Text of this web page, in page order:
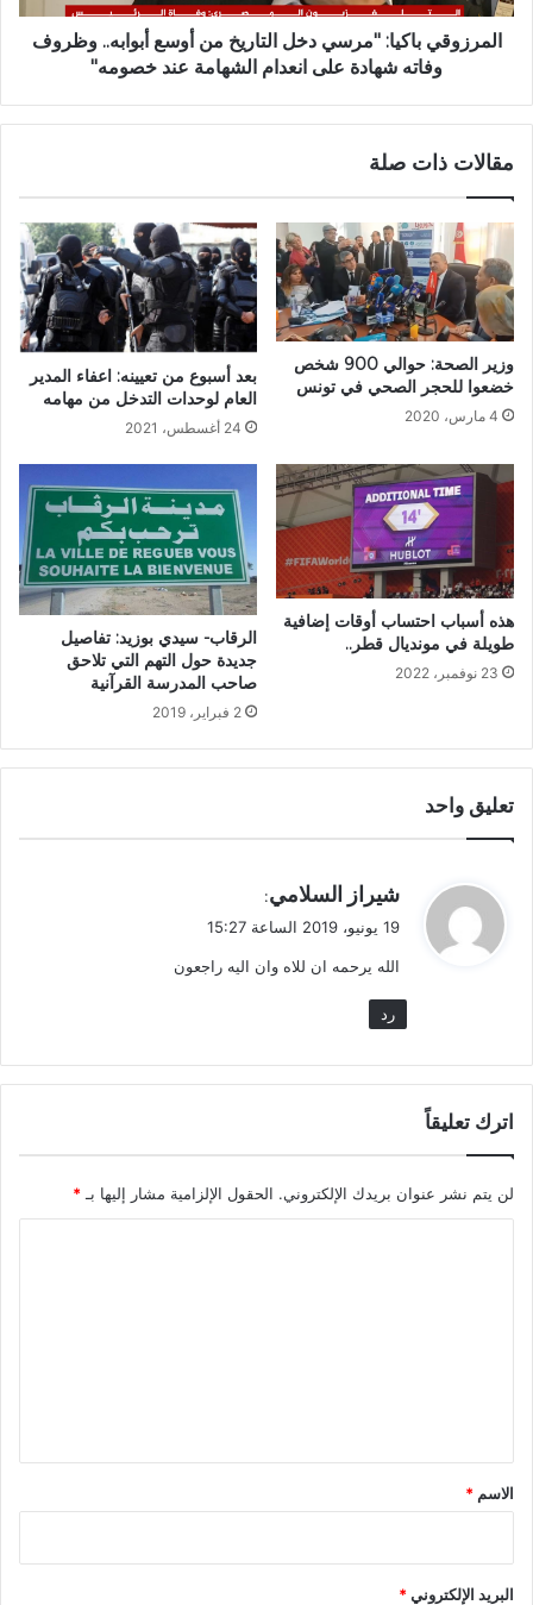
المرزوقي باكيا: "مرسي دخل التاريخ من أوسع أبوابه.. وظروف
وفاته شهادة على انعدام الشهامة عند خصومه"
مقالات ذات صلة
وزير الصحة: حوالي 900 شخص
خضعوا للحجر الصحي في تونس
4 مارس، 2020
بعد أسبوع من تعيينه: اعفاء المدير
العام لوحدات التدخل من مهامه
24 أغسطس، 2021
هذه أسباب احتساب أوقات إضافية
طويلة في مونديال قطر..
23 نوفمبر، 2022
الرقاب- سيدي بوزيد: تفاصيل
جديدة حول التهم التي تلاحق
صاحب المدرسة القرآنية
2 فبراير، 2019
تعليق واحد
ي
ل
شيراز السلامي:
19 يونيو، 2019 الساعة 15:27
الله يرحمه ان للاه وان اليه راجعون
رد
اترك تعليقاً
لن يتم نشر عنوان بريدك الإلكتروني. الحقول الإلزامية مشار إليها بـ *
*
الاسم *
البريد الإلكتروني*